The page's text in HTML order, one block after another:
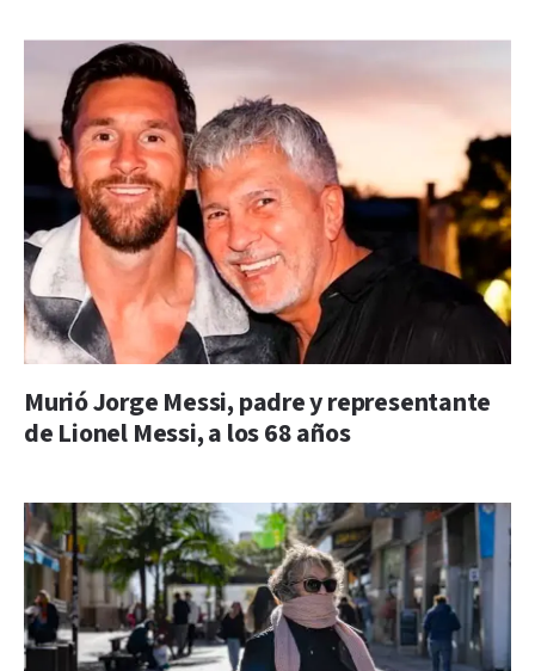
Murió Jorge Messi, padre y representante
de Lionel Messi, a los 68 años